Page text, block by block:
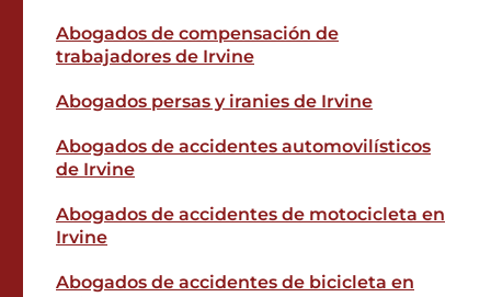
Abogados de compensación de
trabajadores de Irvine
Abogados persas y iranies de Irvine
Abogados de accidentes automovilísticos
de Irvine
Abogados de accidentes de motocicleta en
Irvine
Abogados de accidentes de bicicleta en